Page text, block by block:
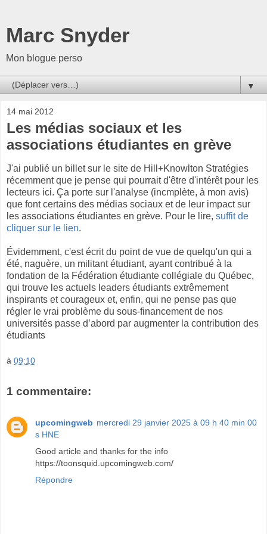
Marc Snyder
Mon blogue perso
▼
14 mai 2012
Les médias sociaux et les
associations étudiantes en grève
J'ai publié un billet sur le site de Hill+Knowlton Stratégies
récemment que je pense qui pourrait d'être d'intérêt pour les
lecteurs ici. Ça porte sur l'analyse (incmplète, à mon avis)
que font certains des médias sociaux et de leur impact sur
les associations étudiantes en grève. Pour le lire, suffit de
cliquer sur le lien.
Évidemment, c'est écrit du point de vue de quelqu'un qui a
été, naguère, un militant étudiant, ayant contribué à la
fondation de la Fédération étudiante collégiale du Québec,
qui trouve les actuels leaders étudiants extrêmement
inspirants et courageux et, enfin, qui ne pense pas que
régler le vrai problème du sous-financement de nos
universités passe d’abord par augmenter la contribution des
étudiants
à 09:10
1 commentaire:
upcomingweb mercredi 29 janvier 2025 à 09 h 40 min 00
s HNE
Good article and thanks for the info
https://toonsquid.upcomingweb.com/
Répondre